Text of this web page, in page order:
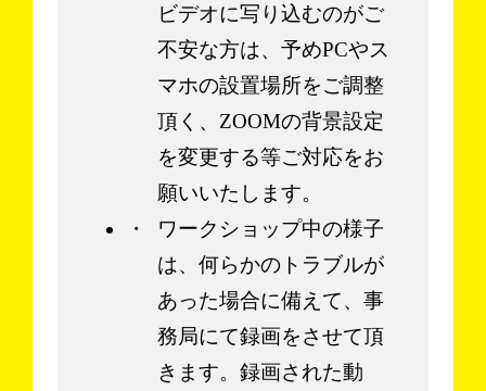
ビデオに写り込むのがご
不安な方は、予めPCやス
マホの設置場所をご調整
頂く、ZOOMの背景設定
を変更する等ご対応をお
願いいたします。
ワークショップ中の様子
は、何らかのトラブルが
あった場合に備えて、事
務局にて録画をさせて頂
きます。録画された動